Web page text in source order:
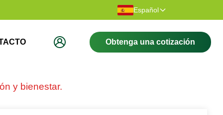
por visitar nuestro sitio web. Español
Obtenga una cotización
y bienestar.